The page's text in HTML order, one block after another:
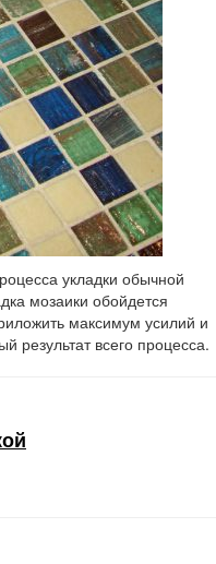
укладки обычной
мозаики обойдется
максимум усилий и
результат всего процесса.